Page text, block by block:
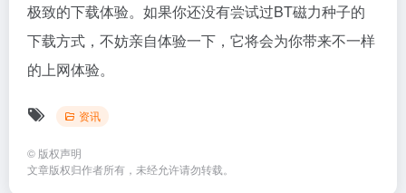
极致的下载体验。如果你还没有尝试过BT磁力种子的
下载方式，不妨亲自体验一下，它将会为你带来不一样
的上网体验。
资讯
© 版权声明
文章版权归作者所有，未经允许请勿转载。